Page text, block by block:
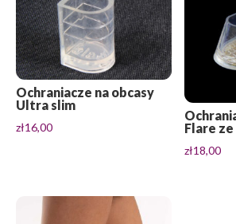
Ochraniacze na obcasy
Ultra slim
zł16,00
Flare
zł18,00